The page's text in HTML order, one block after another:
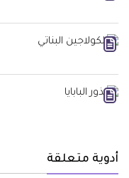
أدوية متعلقة